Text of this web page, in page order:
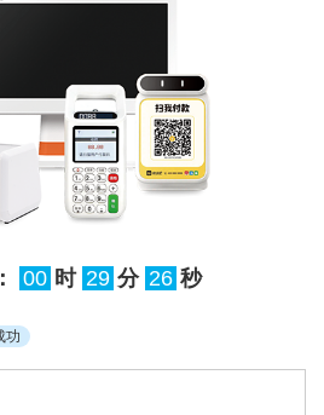
00 时 29 分 25 秒
功